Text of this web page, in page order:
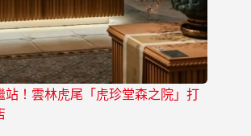
站！雲林虎尾「虎珍堂森之院」打